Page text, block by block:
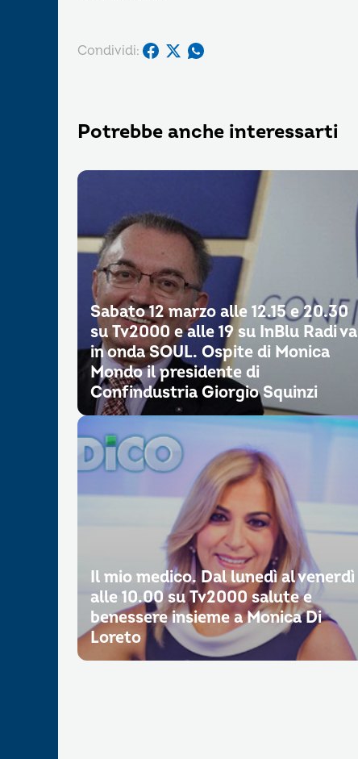
Condividi:
Potrebbe anche interessarti
Sabato 12 marzo alle 12.15 e 20.30
su Tv2000 e alle 19 su InBlu Radi va
in onda SOUL. Ospite di Monica
Mondo il presidente di
Confindustria Giorgio Squinzi
Il mio medico. Dal lunedì al venerdì
alle 10.00 su Tv2000 salute e
benessere insieme a Monica Di
Loreto